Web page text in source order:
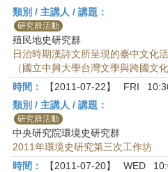
類別 / 主講人 / 講題：
研究群活動
殖民地史研究群
日治時期漢詩文所呈現的臺中文化
（國立中興大學台灣文學與跨國文
時間：
【2011-07-22】 FRI
類別 / 主講人 / 講題：
研究群活動
中央研究院環境史研究群
2011年環境史研究第三次工作坊
時間：
【2011-07-20】 WED